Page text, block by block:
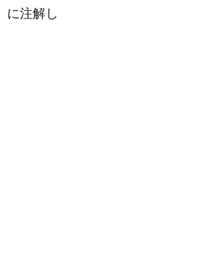
に注解し